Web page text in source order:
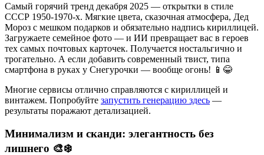
Самый горячий тренд декабря 2025 — открытки в стиле
СССР 1950-1970-х. Мягкие цвета, сказочная атмосфера, Дед
Мороз с мешком подарков и обязательно надпись кириллицей.
Загружаете семейное фото — и ИИ превращает вас в героев
тех самых почтовых карточек. Получается ностальгично и
трогательно. А если добавить современный твист, типа
смартфона в руках у Снегурочки — вообще огонь! 📱😂
Многие сервисы отлично справляются с кириллицей и
винтажем. Попробуйте запустить генерацию здесь —
результаты поражают детализацией.
Минимализм и сканди: элегантность без
лишнего 🎨❄️